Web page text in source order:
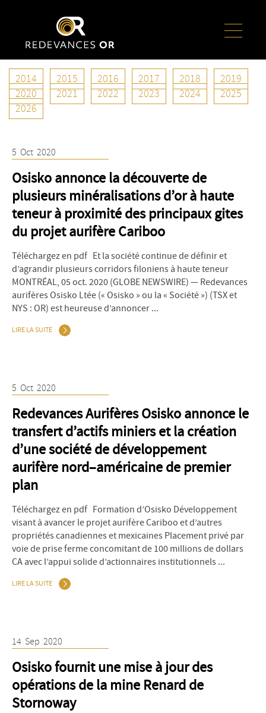
2014 2015 2016 2017 2018
2019
2020
2021 2022 2023 2024
2025
2026
Année :2020
5 Oct 2020
Osisko annonce la découverte de
plusieurs minéralisations d’or à haute
teneur à proximité des principaux gites
du projet aurifère Cariboo
Téléchargez en pdf Et la société continue de définir et
d’agrandir plusieurs corridors filoniens à haute teneur
MONTRÉAL, 05 oct. 2020 (GLOBE NEWSWIRE) — Redevances
aurifères Osisko Ltée (« Osisko » ou la « Société ») (TSX et
NYS : OR) est heureuse d’annoncer ...
LIRE LA SUITE
5 Oct 2020
Redevances Aurifères Osisko annonce le
transfert d’actifs miniers et la création
d’une société de développement
aurifère nord–américaine de premier
plan
Téléchargez en pdf Formation d’Osisko Développement
visant à avancer le projet aurifère Cariboo et d’autres
propriétés canadiennes et mexicaines Placement privé par
voie de prise ferme concomitant de 100 millions de dollars
CA avec l’appui solide d’actionnaires institutionnels ...
LIRE LA SUITE
14 Sep 2020
Osisko fournit une mise à jour des
opérations de la mine Renard de
Stornoway